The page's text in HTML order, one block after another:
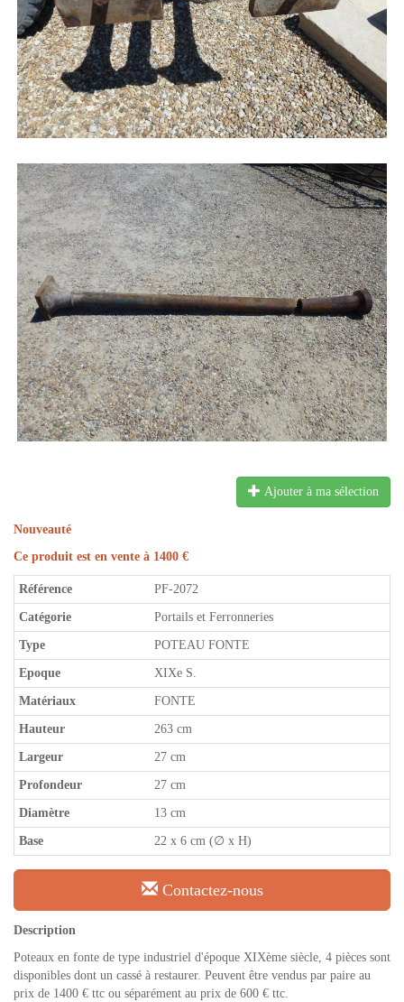
Ajouter à ma sélection
Nouveauté
Ce produit est en vente à 1400 €
Référence PF-2072
Catégorie Portails et Ferronneries
Type POTEAU FONTE
Epoque XIXe S.
Matériaux FONTE
Hauteur 263 cm
Largeur 27 cm
Profondeur 27 cm
Diamètre 13 cm
Base 22 x 6 cm (∅ x H)
Contactez-nous
Description
Poteaux en fonte de type industriel d'époque XIXème siècle, 4 pièces sont
disponibles dont un cassé à restaurer. Peuvent être vendus par paire au
prix de 1400 € ttc ou séparément au prix de 600 € ttc.